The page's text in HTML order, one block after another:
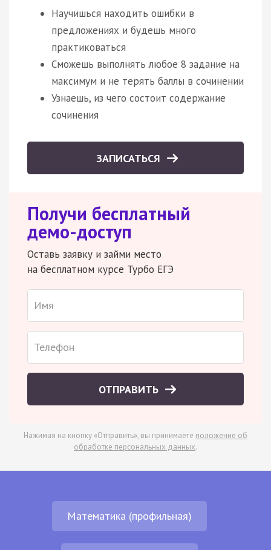
Научишься находить ошибки в
предложениях и будешь много
практиковаться
Сможешь выполнять любое 8 задание на
максимум и не терять баллы в сочинении
Узнаешь, из чего состоит содержание
сочинения
ЗАПИСАТЬСЯ
Получи бесплатный
демо-доступ
Оставь заявку и займи место
на бесплатном курсе Турбо ЕГЭ
ОТПРАВИТЬ
Нажимая на кнопку «Отправить», вы принимаете положение об
обработке персональных данных.
Математика (профильная)